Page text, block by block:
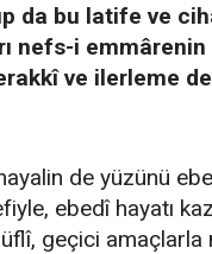
da bu latife ve
nefs-i emmârenin
ve ilerleme
de yüzünü
ebedî hayatı
geçici amaçlarla